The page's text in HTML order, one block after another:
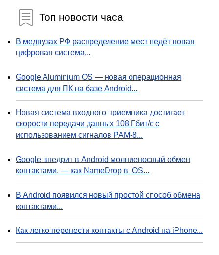
Топ новости часа
В медвузах РФ распределение мест ведёт новая
цифровая система...
Google Aluminium OS — новая операционная
система для ПК на базе Android...
Новая система входного приемника достигает
скорости передачи данных 108 Гбит/с с
использованием сигналов PAM-8...
Google внедрит в Android молниеносный обмен
контактами, — как NameDrop в iOS...
В Android появился новый простой способ обмена
контактами...
Как легко перенести контакты с Android на iPhone...